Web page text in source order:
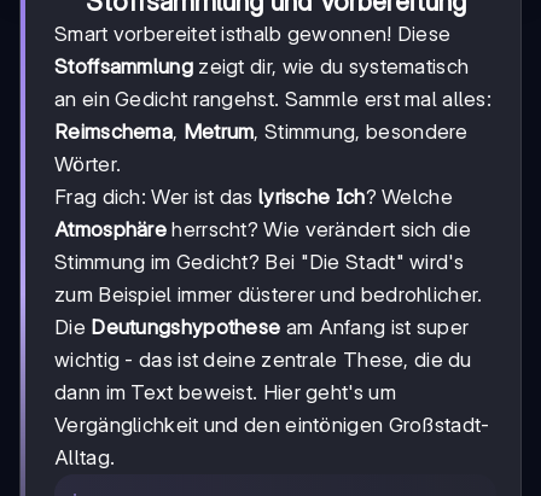
Smart vorbereitet isthalb gewonnen! Diese
Stoffsammlungzeigt dir, wie du systematisch
an ein Gedicht rangehst. Sammle erst mal alles:
Reimschema, Metrum, Stimmung, besondere
Wörter.
Frag dich: Wer ist das lyrische Ich? Welche
Atmosphäre herrscht? Wie verändert sich die
Stimmung im Gedicht? Bei "Die Stadt" wird's
zum Beispiel immer düsterer und bedrohlicher.
Die Deutungshypothese am Anfang ist super
wichtig - das ist deine zentrale These, die du
dann im Text beweist. Hier geht's um
Vergänglichkeit und den eintönigen Großstadt-
Alltag.